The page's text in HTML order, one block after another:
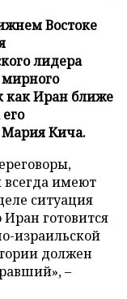
Востоке
лидера
как Иран ближе
Мария Кича.
всегда имеют
ситуация
готовится
израильской
должен
–